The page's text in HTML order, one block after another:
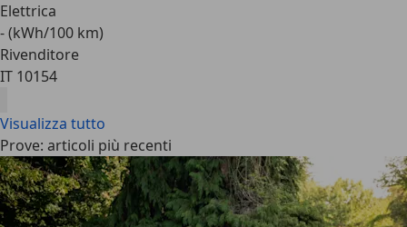
Elettrica
- (kWh/100 km)
Rivenditore
IT 10154
Visualizza tutto
Prove: articoli più recenti